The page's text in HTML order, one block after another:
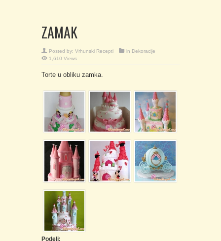
ZAMAK
Posted by: Vrhunski Recepti in Dekoracije
1,610 Views
Torte u obliku zamka.
Podeli: